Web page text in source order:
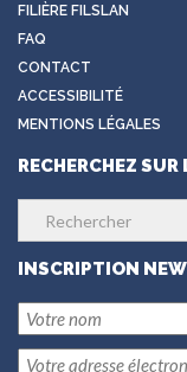
FILIÈRE FILSLAN
FAQ
CONTACT
ACCESSIBILITÉ
MENTIONS LÉGALES
RECHERCHEZ SUR
INSCRIPTION